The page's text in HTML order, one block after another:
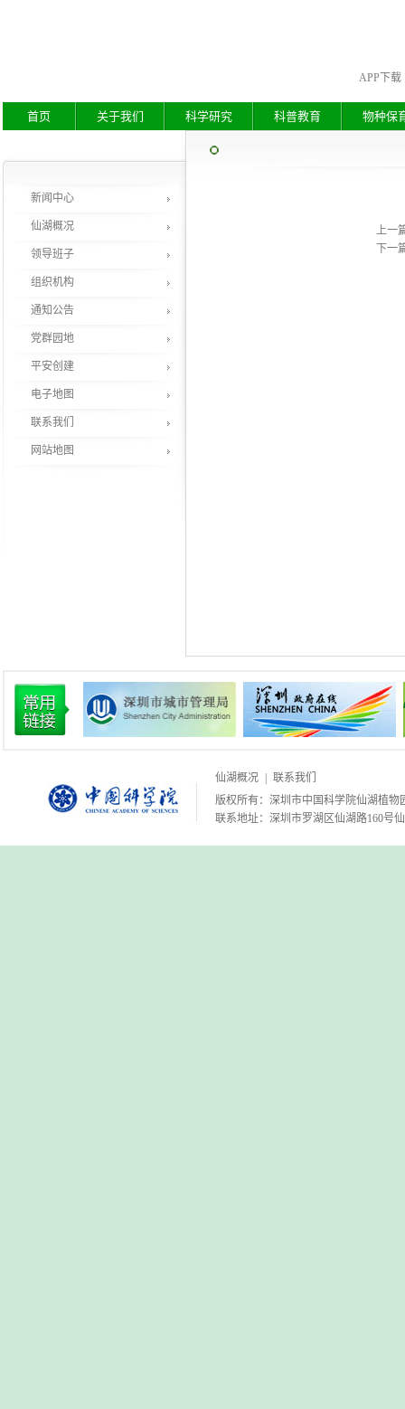
APP下载
首页 关于我们 科学研究 科普教育 物种保
上一
下一
新闻中心
仙湖概况
领导班子
组织机构
通知公告
党群园地
平安创建
电子地图
联系我们
网站地图
仙湖概况
联系我们
版权所有：深圳市中国科学院仙湖植物
联系地址：深圳市罗湖区仙湖路160号